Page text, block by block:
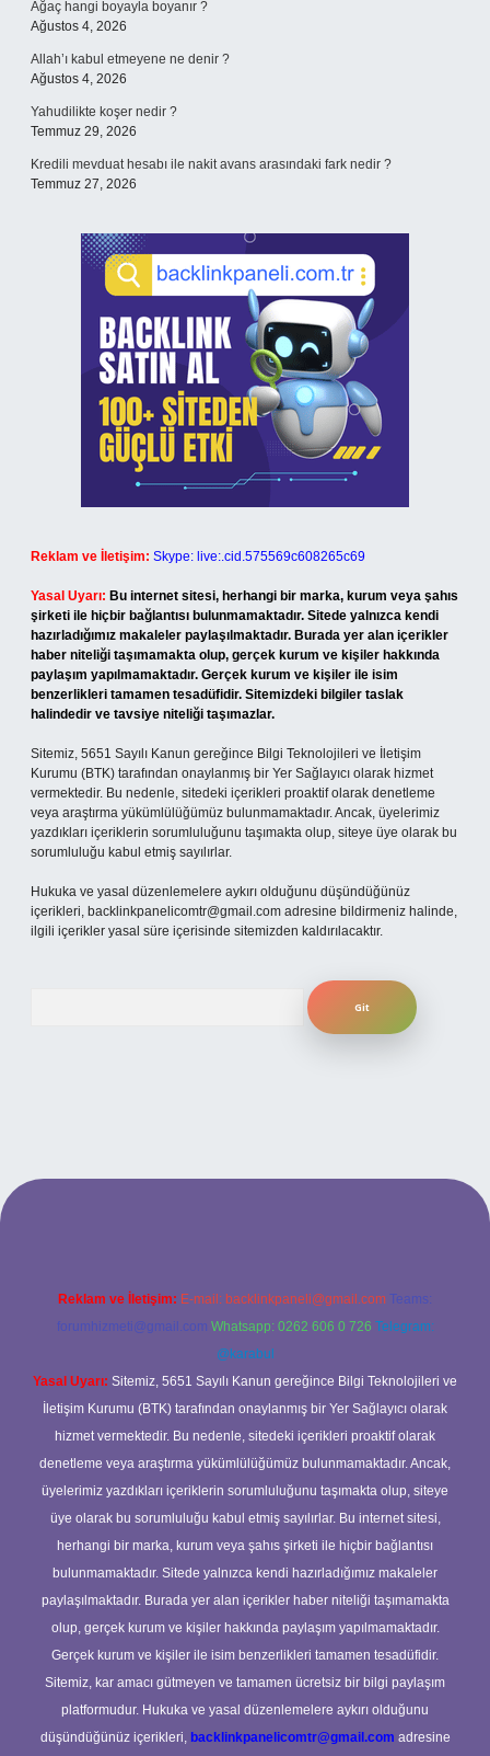
Ağaç hangi boyayla boyanır ?
Ağustos 4, 2026
Allah’ı kabul etmeyene ne denir ?
Ağustos 4, 2026
Yahudilikte koşer nedir ?
Temmuz 29, 2026
Kredili mevduat hesabı ile nakit avans arasındaki fark nedir ?
Temmuz 27, 2026
Reklam ve İletişim: Skype: live:.cid.575569c608265c69
Yasal Uyarı: Bu internet sitesi, herhangi bir marka, kurum veya şahıs
şirketi ile hiçbir bağlantısı bulunmamaktadır. Sitede yalnızca kendi
hazırladığımız makaleler paylaşılmaktadır. Burada yer alan içerikler
haber niteliği taşımamakta olup, gerçek kurum ve kişiler hakkında
paylaşım yapılmamaktadır. Gerçek kurum ve kişiler ile isim
benzerlikleri tamamen tesadüfidir. Sitemizdeki bilgiler taslak
halindedir ve tavsiye niteliği taşımazlar.
Sitemiz, 5651 Sayılı Kanun gereğince Bilgi Teknolojileri ve İletişim
Kurumu (BTK) tarafından onaylanmış bir Yer Sağlayıcı olarak hizmet
vermektedir. Bu nedenle, sitedeki içerikleri proaktif olarak denetleme
veya araştırma yükümlülüğümüz bulunmamaktadır. Ancak, üyelerimiz
yazdıkları içeriklerin sorumluluğunu taşımakta olup, siteye üye olarak bu
sorumluluğu kabul etmiş sayılırlar.
Hukuka ve yasal düzenlemelere aykırı olduğunu düşündüğünüz
içerikleri, backlinkpanelicomtr@gmail.com adresine bildirmeniz halinde,
ilgili içerikler yasal süre içerisinde sitemizden kaldırılacaktır.
Reklam ve İletişim: E-mail: backlinkpaneli@gmail.com Teams:
forumhizmeti@gmail.com Whatsapp: 0262 606 0 726 Telegram:
@karabul
Yasal Uyarı: Sitemiz, 5651 Sayılı Kanun gereğince Bilgi Teknolojileri ve
İletişim Kurumu (BTK) tarafından onaylanmış bir Yer Sağlayıcı olarak
hizmet vermektedir. Bu nedenle, sitedeki içerikleri proaktif olarak
denetleme veya araştırma yükümlülüğümüz bulunmamaktadır. Ancak,
üyelerimiz yazdıkları içeriklerin sorumluluğunu taşımakta olup, siteye
üye olarak bu sorumluluğu kabul etmiş sayılırlar. Bu internet sitesi,
herhangi bir marka, kurum veya şahıs şirketi ile hiçbir bağlantısı
bulunmamaktadır. Sitede yalnızca kendi hazırladığımız makaleler
paylaşılmaktadır. Burada yer alan içerikler haber niteliği taşımamakta
olup, gerçek kurum ve kişiler hakkında paylaşım yapılmamaktadır.
Gerçek kurum ve kişiler ile isim benzerlikleri tamamen tesadüfidir.
Sitemiz, kar amacı gütmeyen ve tamamen ücretsiz bir bilgi paylaşım
platformudur. Hukuka ve yasal düzenlemelere aykırı olduğunu
düşündüğünüz içerikleri, backlinkpanelicomtr@gmail.com adresine